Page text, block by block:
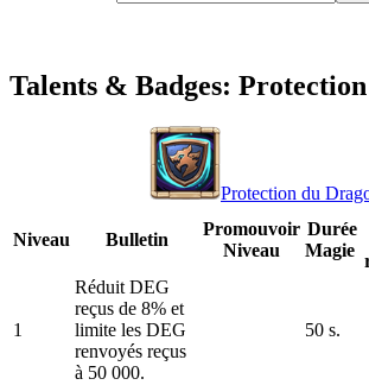
Talents & Badges:
Protection du
Niveau Bulletin
Promouvoir
Niveau
Durée
Magie
1
Réduit DEG
reçus de 8% et
limite les DEG
renvoyés reçus
à 50 000.
50 s.